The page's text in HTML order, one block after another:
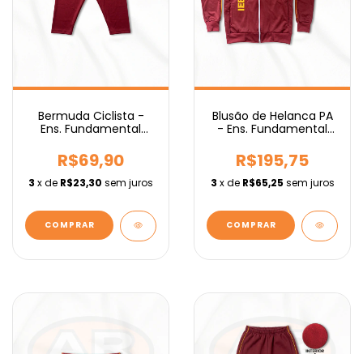
Bermuda Ciclista -
Ens. Fundamental
R$69,90
3 x de R$23,30 sem juros
COMPRAR
Blusão de Helanca PA
- Ens. Fundamental
R$195,75
3 x de R$65,25 sem juros
COMPRAR